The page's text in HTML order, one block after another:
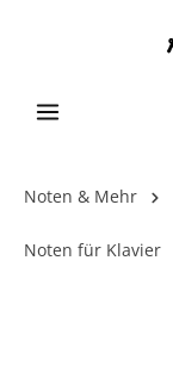
Noten & Mehr
Noten für Klavier